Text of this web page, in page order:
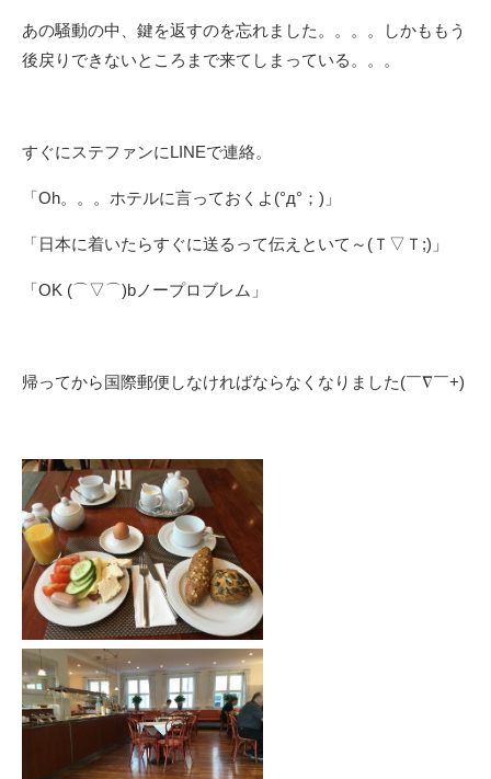
あの騒動の中、鍵を返すのを忘れました。。。。しかももう
後戻りできないところまで来てしまっている。。。
すぐにステファンにLINEで連絡。
「Oh。。。ホテルに言っておくよ(°д°；)」
「日本に着いたらすぐに送るって伝えといて～(Ｔ▽Ｔ;)」
「OK (⌒▽⌒)bノープロブレム」
帰ってから国際郵便しなければならなくなりました(￣∇￣+)